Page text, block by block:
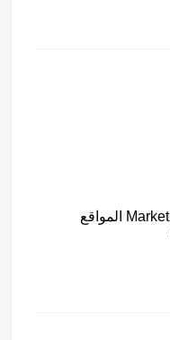
كيف يساعد Marketing Agency In Oman المواقع